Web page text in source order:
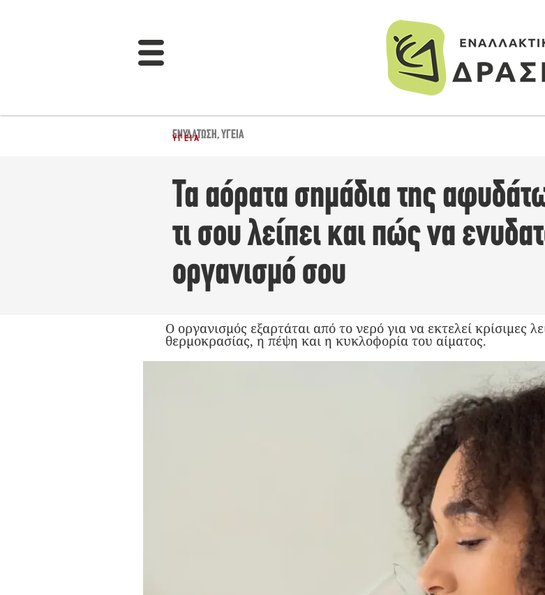
ΕΝΥΔΆΤΩΣΗ,ΥΓΕΊΑ
ΥΓΕΊΑ
Τα αόρατα σημάδια της
τι σου λείπει και πώς να
οργανισμό σου
Ο οργανισμός εξαρτάται από το νερό για να εκτελεί κρίσιμες
θερμοκρασίας, η πέψη και η κυκλοφορία του αίματος.